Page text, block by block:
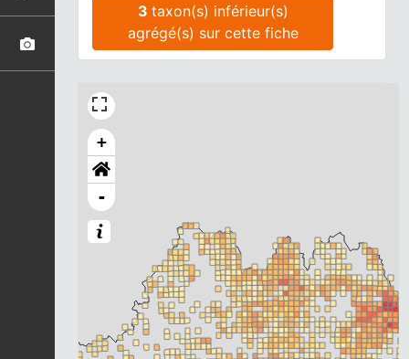
3 taxon(s) inférieur(s)
agrégé(s) sur cette fiche
+
-